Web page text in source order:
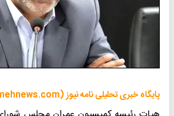
پایگاه خبری تحلیلی نامه نیوز (namehnews.com) :